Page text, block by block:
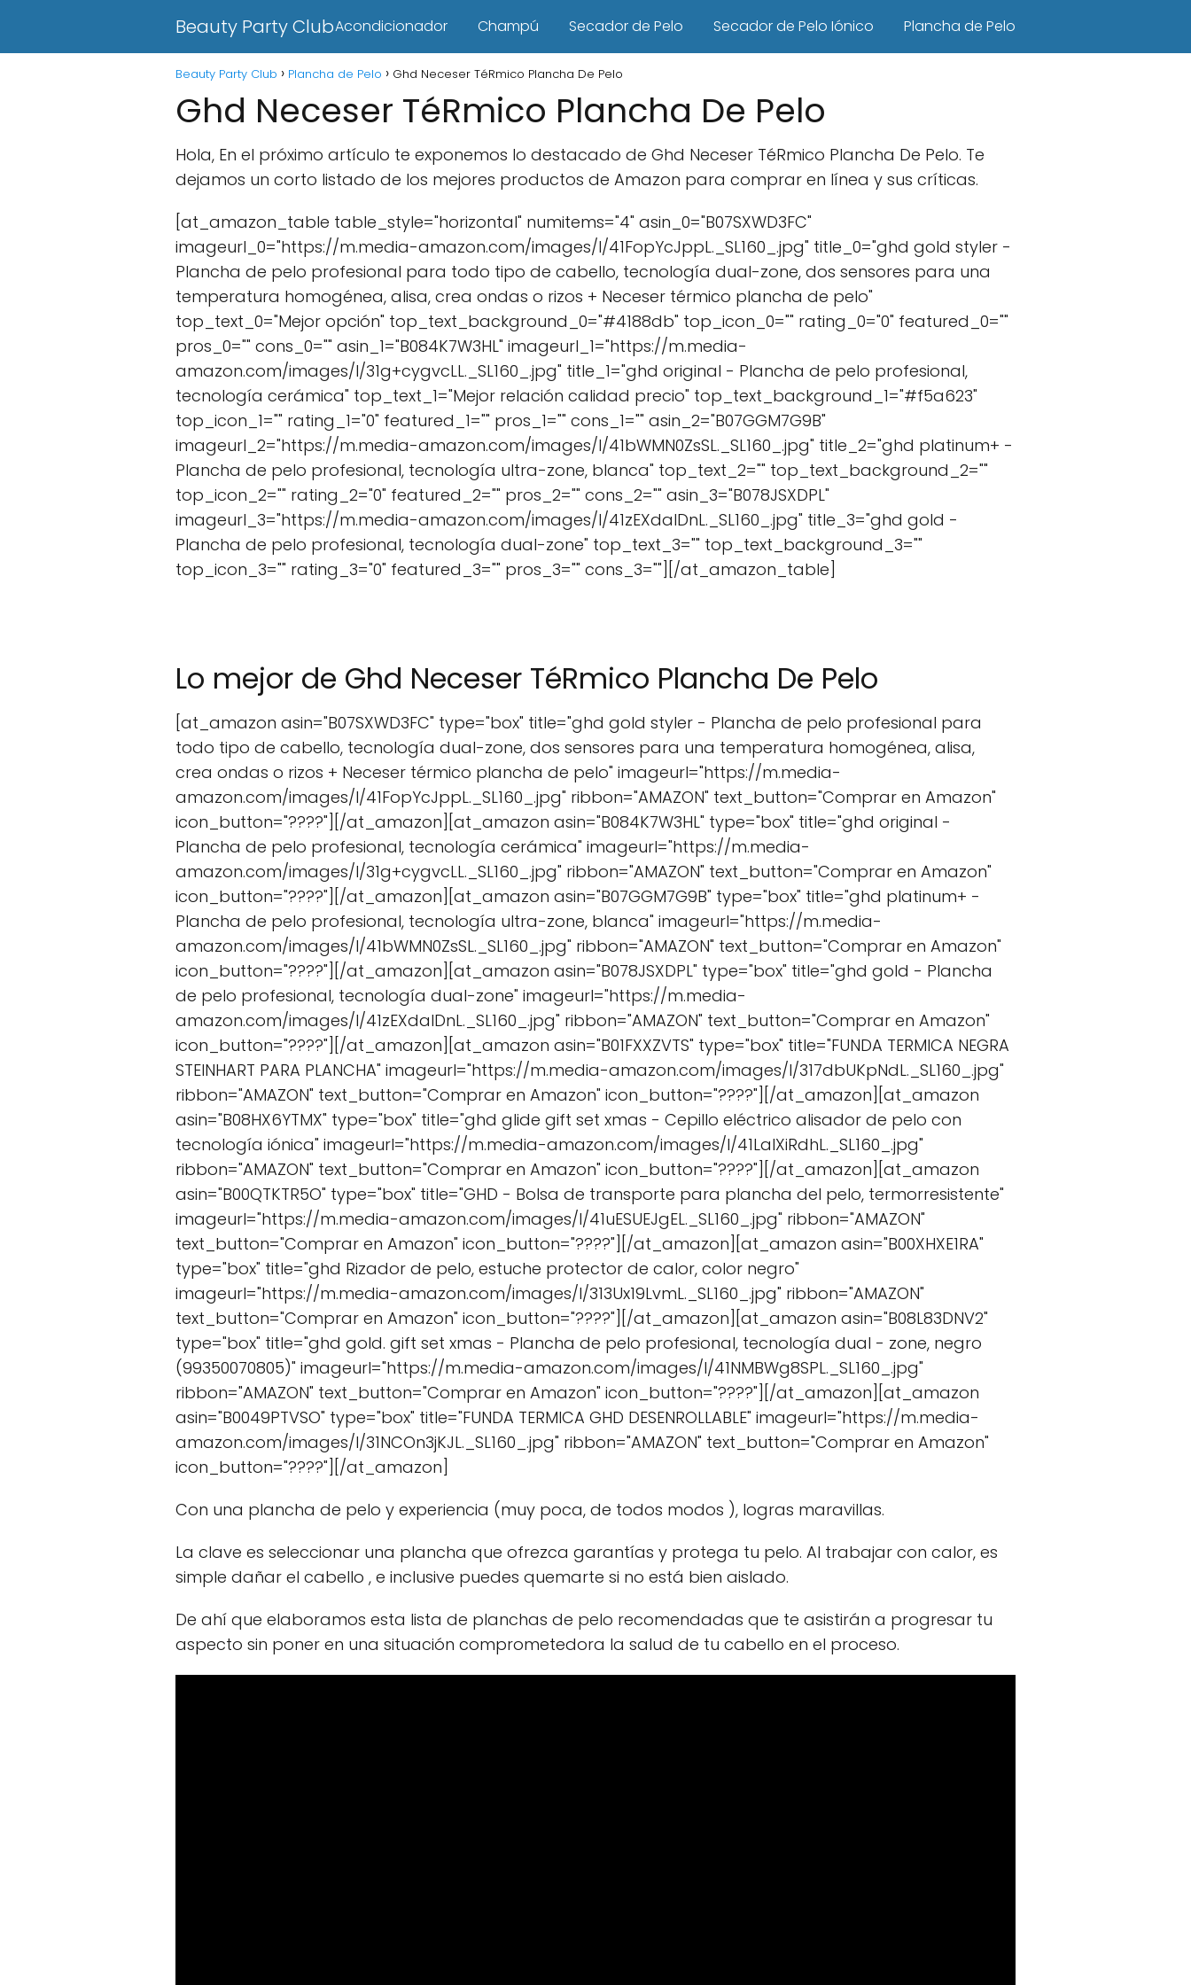
Beauty Party ClubAcondicionador Champú Secador de Pelo Secador de Pelo Iónico Plancha de Pelo
Beauty Party Club Plancha de Pelo Ghd Neceser TéRmico Plancha De Pelo
Ghd Neceser TéRmico Plancha De Pelo
Hola, En el próximo artículo te exponemos lo destacado de Ghd Neceser TéRmico Plancha De Pelo. Te
dejamos un corto listado de los mejores productos de Amazon para comprar en línea y sus críticas.
[at_amazon_table table_style="horizontal" numitems="4" asin_0="B07SXWD3FC"
imageurl_0="https://m.media-amazon.com/images/I/41FopYcJppL._SL160_.jpg" title_0="ghd gold styler -
Plancha de pelo profesional para todo tipo de cabello, tecnología dual-zone, dos sensores para una
temperatura homogénea, alisa, crea ondas o rizos + Neceser térmico plancha de pelo"
top_text_0="Mejor opción" top_text_background_0="#4188db" top_icon_0="" rating_0="0" featured_0=""
pros_0="" cons_0="" asin_1="B084K7W3HL" imageurl_1="https://m.media-
amazon.com/images/I/31g+cygvcLL._SL160_.jpg" title_1="ghd original - Plancha de pelo profesional,
tecnología cerámica" top_text_1="Mejor relación calidad precio" top_text_background_1="#f5a623"
top_icon_1="" rating_1="0" featured_1="" pros_1="" cons_1="" asin_2="B07GGM7G9B"
imageurl_2="https://m.media-amazon.com/images/I/41bWMN0ZsSL._SL160_.jpg" title_2="ghd platinum+ -
Plancha de pelo profesional, tecnología ultra-zone, blanca" top_text_2="" top_text_background_2=""
top_icon_2="" rating_2="0" featured_2="" pros_2="" cons_2="" asin_3="B078JSXDPL"
imageurl_3="https://m.media-amazon.com/images/I/41zEXdalDnL._SL160_.jpg" title_3="ghd gold -
Plancha de pelo profesional, tecnología dual-zone" top_text_3="" top_text_background_3=""
top_icon_3="" rating_3="0" featured_3="" pros_3="" cons_3=""][/at_amazon_table]
Lo mejor de Ghd Neceser TéRmico Plancha De Pelo
[at_amazon asin="B07SXWD3FC" type="box" title="ghd gold styler - Plancha de pelo profesional para
todo tipo de cabello, tecnología dual-zone, dos sensores para una temperatura homogénea, alisa,
crea ondas o rizos + Neceser térmico plancha de pelo" imageurl="https://m.media-
amazon.com/images/I/41FopYcJppL._SL160_.jpg" ribbon="AMAZON" text_button="Comprar en Amazon"
icon_button="????"][/at_amazon][at_amazon asin="B084K7W3HL" type="box" title="ghd original -
Plancha de pelo profesional, tecnología cerámica" imageurl="https://m.media-
amazon.com/images/I/31g+cygvcLL._SL160_.jpg" ribbon="AMAZON" text_button="Comprar en Amazon"
icon_button="????"][/at_amazon][at_amazon asin="B07GGM7G9B" type="box" title="ghd platinum+ -
Plancha de pelo profesional, tecnología ultra-zone, blanca" imageurl="https://m.media-
amazon.com/images/I/41bWMN0ZsSL._SL160_.jpg" ribbon="AMAZON" text_button="Comprar en Amazon"
icon_button="????"][/at_amazon][at_amazon asin="B078JSXDPL" type="box" title="ghd gold - Plancha
de pelo profesional, tecnología dual-zone" imageurl="https://m.media-
amazon.com/images/I/41zEXdalDnL._SL160_.jpg" ribbon="AMAZON" text_button="Comprar en Amazon"
icon_button="????"][/at_amazon][at_amazon asin="B01FXXZVTS" type="box" title="FUNDA TERMICA NEGRA
STEINHART PARA PLANCHA" imageurl="https://m.media-amazon.com/images/I/317dbUKpNdL._SL160_.jpg"
ribbon="AMAZON" text_button="Comprar en Amazon" icon_button="????"][/at_amazon][at_amazon
asin="B08HX6YTMX" type="box" title="ghd glide gift set xmas - Cepillo eléctrico alisador de pelo con
tecnología iónica" imageurl="https://m.media-amazon.com/images/I/41LalXiRdhL._SL160_.jpg"
ribbon="AMAZON" text_button="Comprar en Amazon" icon_button="????"][/at_amazon][at_amazon
asin="B00QTKTR5O" type="box" title="GHD - Bolsa de transporte para plancha del pelo, termorresistente"
imageurl="https://m.media-amazon.com/images/I/41uESUEJgEL._SL160_.jpg" ribbon="AMAZON"
text_button="Comprar en Amazon" icon_button="????"][/at_amazon][at_amazon asin="B00XHXE1RA"
type="box" title="ghd Rizador de pelo, estuche protector de calor, color negro"
imageurl="https://m.media-amazon.com/images/I/313Ux19LvmL._SL160_.jpg" ribbon="AMAZON"
text_button="Comprar en Amazon" icon_button="????"][/at_amazon][at_amazon asin="B08L83DNV2"
type="box" title="ghd gold. gift set xmas - Plancha de pelo profesional, tecnología dual - zone, negro
(99350070805)" imageurl="https://m.media-amazon.com/images/I/41NMBWg8SPL._SL160_.jpg"
ribbon="AMAZON" text_button="Comprar en Amazon" icon_button="????"][/at_amazon][at_amazon
asin="B0049PTVSO" type="box" title="FUNDA TERMICA GHD DESENROLLABLE" imageurl="https://m.media-
amazon.com/images/I/31NCOn3jKJL._SL160_.jpg" ribbon="AMAZON" text_button="Comprar en Amazon"
icon_button="????"][/at_amazon]
Con una plancha de pelo y experiencia (muy poca, de todos modos ), logras maravillas.
La clave es seleccionar una plancha que ofrezca garantías y protega tu pelo. Al trabajar con calor, es
simple dañar el cabello , e inclusive puedes quemarte si no está bien aislado.
De ahí que elaboramos esta lista de planchas de pelo recomendadas que te asistirán a progresar tu
aspecto sin poner en una situación comprometedora la salud de tu cabello en el proceso.